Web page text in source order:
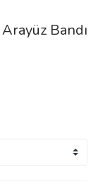
Bandı